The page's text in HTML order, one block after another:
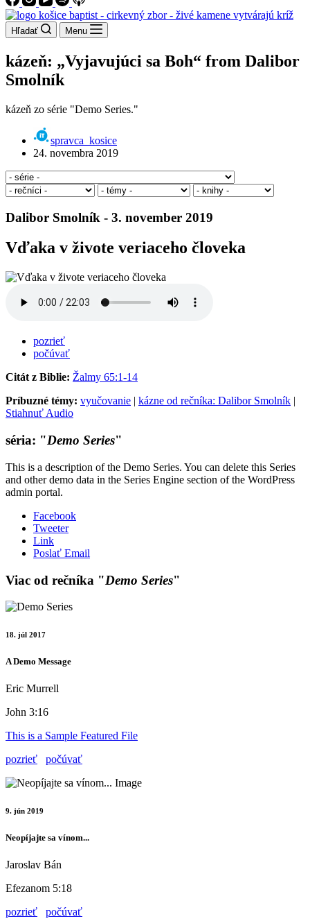
Hľadať Menu
kázeň: „Vyjavujúci sa Boh“ from Dalibor
Smolník
kázeň zo série "Demo Series."
spravca_kosice
24. novembra 2019
Dalibor Smolník - 3. november 2019
Vďaka v živote veriaceho človeka
pozrieť
počúvať
Citát z Biblie: Žalmy 65:1-14
Príbuzné témy: vyučovanie | kázne od rečníka: Dalibor Smolník |
Stiahnuť Audio
séria: "Demo Series"
This is a description of the Demo Series. You can delete this Series
and other demo data in the Series Engine section of the WordPress
admin portal.
Facebook
Tweeter
Link
Poslať Email
Viac od rečníka "Demo Series"
18. júl 2017
A Demo Message
Eric Murrell
John 3:16
This is a Sample Featured File
pozrieť
počúvať
9. jún 2019
Neopíjajte sa vínom...
Jaroslav Bán
Efezanom 5:18
pozrieť
počúvať